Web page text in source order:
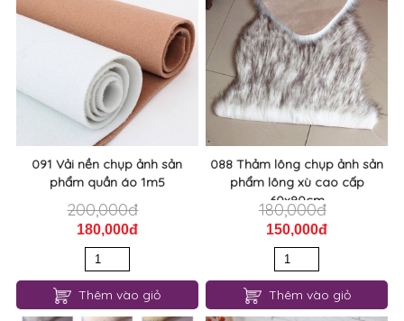
091 Vải nền chụp ảnh sản
phẩm quần áo 1m5
200,000đ
180,000đ
Thêm vào giỏ
088 Thảm lông chụp ảnh sản
phẩm lông xù cao cấp
60x90cm
180,000đ
150,000đ
Thêm vào giỏ